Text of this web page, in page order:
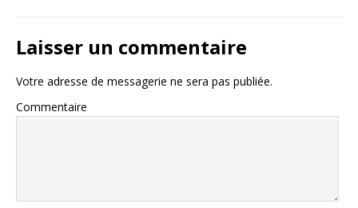
Laisser un commentaire
Votre adresse de messagerie ne sera pas publiée.
Commentaire